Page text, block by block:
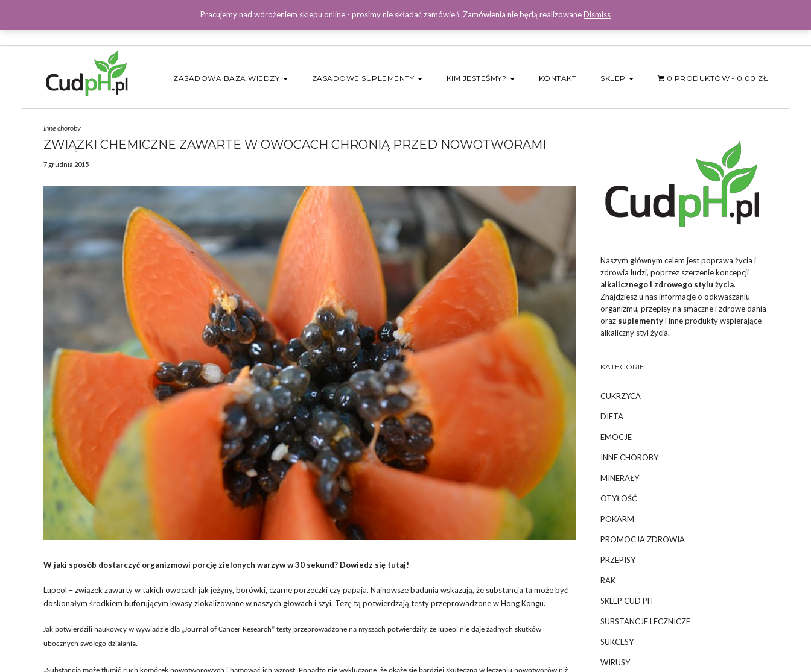
ZASADOWA BAZA WIEDZY ZASADOWE SUPLEMENTY KIM JESTEŚMY? KONTAKT SKLEP 0 PRODUKTÓW 0.00 ZŁ
Inne choroby
ZWIĄZKI CHEMICZNE ZAWARTE W OWOCACH CHRONIĄ PRZED NOWOTWORAMI
7 grudnia 2015
W jaki sposób dostarczyć organizmowi porcję zielonych warzyw w 30 sekund? Dowiedz się tutaj!
Lupeol – związek zawarty w takich owocach jak jeżyny, borówki, czarne porzeczki czy papaja. Najnowsze badania wskazują, że substancja ta może być
doskonałym środkiem buforującym kwasy zlokalizowane w naszych głowach i szyi. Tezę tą potwierdzają testy przeprowadzone w Hong Kongu.
Jak potwierdzili naukowcy w wywiadzie dla „Journal of Cancer Research” testy przeprowadzone na myszach potwierdziły, że lupeol nie daje żadnych skutków
ubocznych swojego działania.
„
Naszym głównym celem jest poprawa życia i
zdrowia ludzi, poprzez szerzenie koncepcji
alkalicznego i zdrowego stylu życia.
Znajdziesz u nas informacje o odkwaszaniu
organizmu, przepisy na smaczne i zdrowe dania
oraz suplementyi inne produkty wspierające
alkaliczny styl życia.
KATEGORIE
CUKRZYCA
DIETA
EMOCJE
INNE CHOROBY
MINERAŁY
OTYŁOŚĆ
POKARM
PROMOCJA ZDROWIA
PRZEPISY
RAK
SKLEP CUD PH
SUBSTANCJE LECZNICZE
SUKCESY
WIRUSY
Pracujemy nad wdrożeniem sklepu online - prosimy nie składać zamówień. Zamówienia nie będą realizowaneDismiss